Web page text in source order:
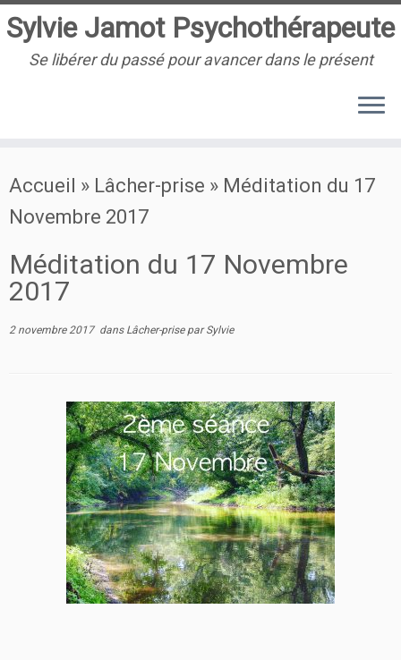
au
contenu
Sylvie Jamot Psychothérapeute
Se libérer du passé pour avancer dans le présent
Accueil » Lâcher-prise » Méditation du 17
Novembre 2017
Méditation du 17 Novembre
2017
2 novembre 2017dans Lâcher-prise parSylvie